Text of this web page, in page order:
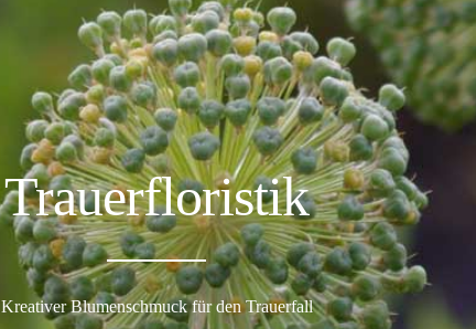
Trauerfloristik
Kreativer Blumenschmuck für den Trauerfall